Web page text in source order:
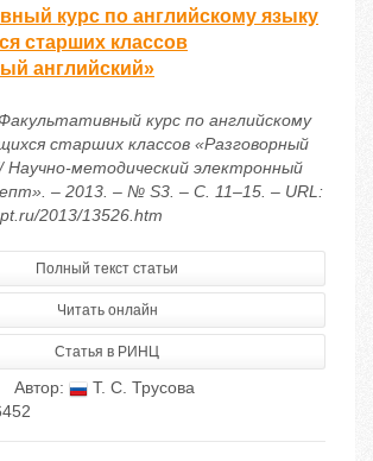
курс по английскому языку
старших классов
английский»
курс по английскому
старших классов «Разговорный
Научно-методический электронный
– 2013. – № S3. – С. 11–15. – URL:
2013/13526.htm
Полный текст статьи
Читать онлайн
Статья в РИНЦ
Автор:
Т. С. Трусова